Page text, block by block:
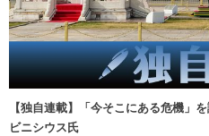
【独自連載】「今そこにある危機」
ビニシウス氏